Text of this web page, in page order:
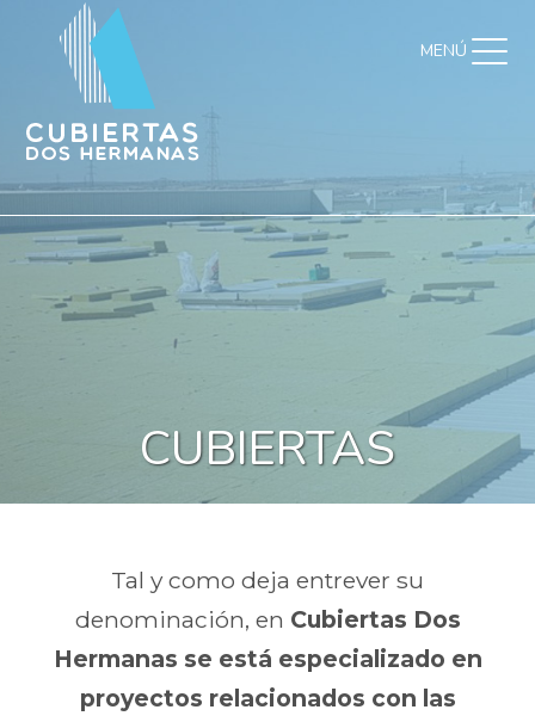
CUBIERTAS
Tal y como deja entrever su
denominación, en Cubiertas Dos
Hermanas se está especializado en
proyectos relacionados con las
MENÚ